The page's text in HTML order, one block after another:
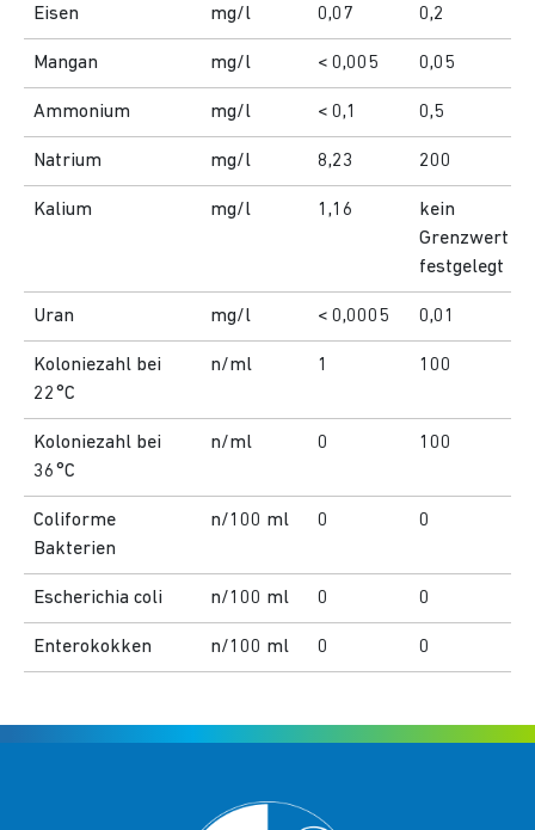
Eisen mg/l 0,07 0,2
Mangan mg/l < 0,005 0,05
Ammonium mg/l < 0,1 0,5
Natrium mg/l 8,23 200
Kalium mg/l 1,16
kein
Grenzwert
festgelegt
Uran mg/l < 0,0005 0,01
Koloniezahl bei
22°C
n/ml 1 100
Koloniezahl bei
36°C
n/ml 0 100
Coliforme
Bakterien
n/100 ml 0 0
Escherichia coli n/100 ml 0 0
Enterokokken n/100 ml 0 0